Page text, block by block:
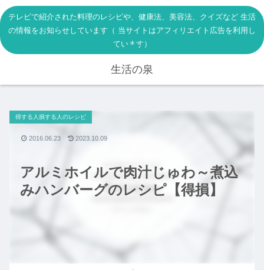
テレビで紹介された料理のレシピや、健康法、美容法、クイズなど 生活
の情報をお知らせしています（ 当サイトはアフィリエイト広告を利用し
ています）
生活の泉
アルミホイルで肉汁じゅわ～煮込
みハンバーグのレシピ【得損】
得する人損する人のレシピ
2016.06.23 2023.10.09